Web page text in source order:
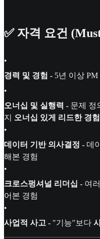
✅ 자격 요건
•
경력 및 경험 - 5년 이상
•
오너십 및 실행력 - 문제
지
오너십 있게 리드한 경험
•
데이터 기반 의사결정 - 데
해본 경험
•
크로스펑셔널 리더십 - 여
어본 경험
•
사업적 사고 - "기능"보다